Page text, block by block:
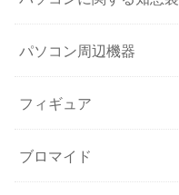
パソコン周辺機器
フィギュア
ブロマイド